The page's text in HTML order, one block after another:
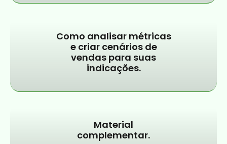
Como analisar métricas
e criar cenários de
vendas para suas
indicações.
Material
complementar.